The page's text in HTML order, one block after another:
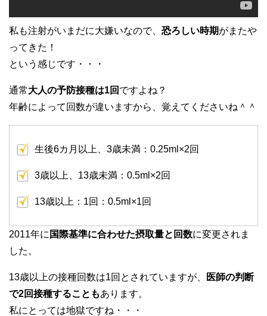
私も注射がいまだに大嫌いなので、 恐ろしい時期がまたや
ってきた！
という感じです・・・
通常大人の予防接種は1回 ですよね？
年齢によって回数が違いますから、覚えてくださいね＾＾
生後6カ月以上、3歳未満：0.25ml×2回
3歳以上、13歳未満：0.5ml×2回
13歳以上：1回：0.5ml×1回
2011年に 国際基準に合わせた摂取量と回数に変更されま
した。
13歳以上の接種回数は1回とされていますが、
医師の判断
で2回接種することもあります。
私にとっては地獄ですね・・・